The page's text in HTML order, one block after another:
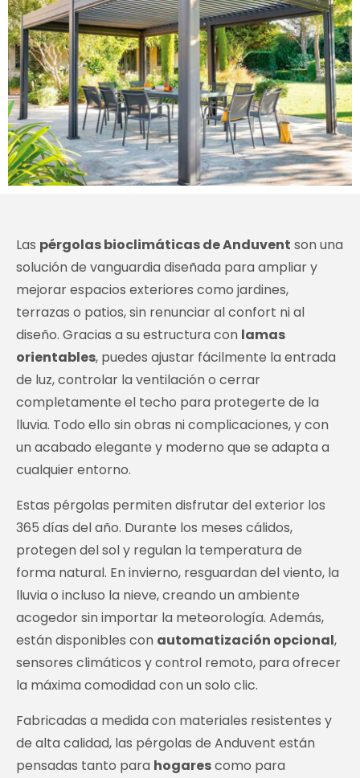
Las pérgolas bioclimáticas de Anduvent son una
solución de vanguardia diseñada para ampliar y
mejorar espacios exteriores como jardines,
terrazas o patios, sin renunciar al confort ni al
diseño. Gracias a su estructura con lamas
orientables, puedes ajustar fácilmente la entrada
de luz, controlar la ventilación o cerrar
completamente el techo para protegerte de la
lluvia. Todo ello sin obras ni complicaciones, y con
un acabado elegante y moderno que se adapta a
cualquier entorno.
Estas pérgolas permiten disfrutar del exterior los
365 días del año. Durante los meses cálidos,
protegen del sol y regulan la temperatura de
forma natural. En invierno, resguardan del viento, la
lluvia o incluso la nieve, creando un ambiente
acogedor sin importar la meteorología. Además,
están disponibles con automatización opcional,
sensores climáticos y control remoto, para ofrecer
la máxima comodidad con un solo clic.
Fabricadas a medida con materiales resistentes y
de alta calidad, las pérgolas de Anduvent están
pensadas tanto para hogarescomo para